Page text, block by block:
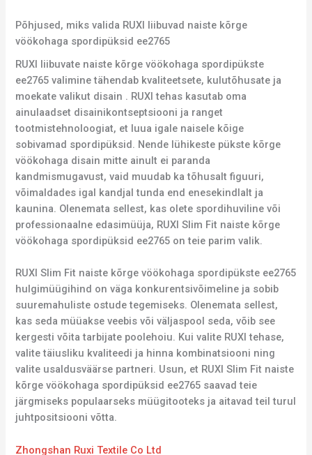
Põhjused, miks valida RUXI liibuvad naiste kõrge
vöökohaga spordipüksid ee2765
RUXI liibuvate naiste kõrge vöökohaga spordipükste
ee2765 valimine tähendab kvaliteetsete, kulutõhusate ja
moekate valikut disain . RUXI tehas kasutab oma
ainulaadset disainikontseptsiooni ja ranget
tootmistehnoloogiat, et luua igale naisele kõige
sobivamad spordipüksid. Nende lühikeste pükste kõrge
vöökohaga disain mitte ainult ei paranda
kandmismugavust, vaid muudab ka tõhusalt figuuri,
võimaldades igal kandjal tunda end enesekindlalt ja
kaunina. Olenemata sellest, kas olete spordihuviline või
professionaalne edasimüüja, RUXI Slim Fit naiste kõrge
vöökohaga spordipüksid ee2765 on teie parim valik.
RUXI Slim Fit naiste kõrge vöökohaga spordipükste ee2765
hulgimüügihind on väga konkurentsivõimeline ja sobib
suuremahuliste ostude tegemiseks. Olenemata sellest,
kas seda müüakse veebis või väljaspool seda, võib see
kergesti võita tarbijate poolehoiu. Kui valite RUXI tehase,
valite täiusliku kvaliteedi ja hinna kombinatsiooni ning
valite usaldusväärse partneri. Usun, et RUXI Slim Fit naiste
kõrge vöökohaga spordipüksid ee2765 saavad teie
järgmiseks populaarseks müügitooteks ja aitavad teil turul
juhtpositsiooni võtta.
Zhongshan Ruxi Textile Co Ltd